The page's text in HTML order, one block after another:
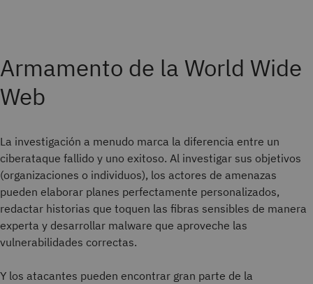
Armamento de la World Wide
Web
La investigación a menudo marca la diferencia entre un
ciberataque fallido y uno exitoso. Al investigar sus objetivos
(organizaciones o individuos), los actores de amenazas
pueden elaborar planes perfectamente personalizados,
redactar historias que toquen las fibras sensibles de manera
experta y desarrollar malware que aproveche las
vulnerabilidades correctas.
Y los atacantes pueden encontrar gran parte de la